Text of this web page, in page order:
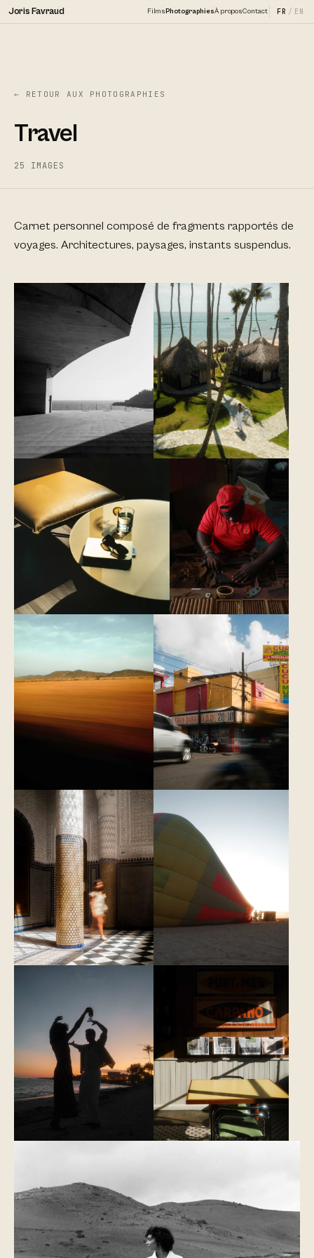
Joris Favraud FilmsPhotographiesÀ proposContact FR / EN
← RETOUR AUX PHOTOGRAPHIES
Travel
25 IMAGES
Carnet personnel composé de fragments rapportés de
voyages. Architectures, paysages, instants suspendus.